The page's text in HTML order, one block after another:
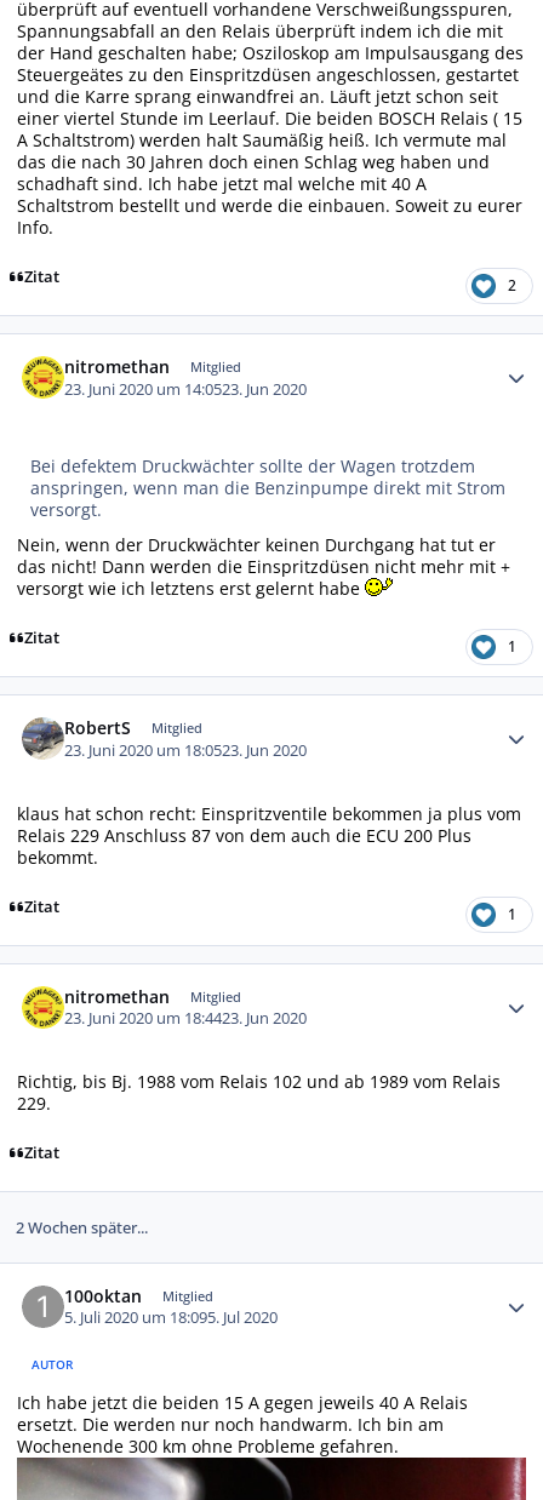
überprüft auf eventuell vorhandene Verschweißungsspuren,
Spannungsabfall an den Relais überprüft indem ich die mit
der Hand geschalten habe; Osziloskop am Impulsausgang des
Steuergeätes zu den Einspritzdüsen angeschlossen, gestartet
und die Karre sprang einwandfrei an. Läuft jetzt schon seit
einer viertel Stunde im Leerlauf. Die beiden BOSCH Relais ( 15
A Schaltstrom) werden halt Saumäßig heiß. Ich vermute mal
das die nach 30 Jahren doch einen Schlag weg haben und
schadhaft sind. Ich habe jetzt mal welche mit 40 A
Schaltstrom bestellt und werde die einbauen. Soweit zu eurer
Info.
Zitat 2
nitromethan Mitglied
23. Juni 2020 um 14:0523. Jun 2020
Bei defektem Druckwächter sollte der Wagen trotzdem
anspringen, wenn man die Benzinpumpe direkt mit Strom
versorgt.
Nein, wenn der Druckwächter keinen Durchgang hat tut er
das nicht! Dann werden die Einspritzdüsen nicht mehr mit +
versorgt wie ich letztens erst gelernt habe
Zitat 1
RobertS Mitglied
23. Juni 2020 um 18:0523. Jun 2020
klaus hat schon recht: Einspritzventile bekommen ja plus vom
Relais 229 Anschluss 87 von dem auch die ECU 200 Plus
bekommt.
Zitat 1
nitromethan Mitglied
23. Juni 2020 um 18:4423. Jun 2020
Richtig, bis Bj. 1988 vom Relais 102 und ab 1989 vom Relais
229.
Zitat
2 Wochen später...
100oktan Mitglied
5. Juli 2020 um 18:095. Jul 2020
AUTOR
Ich habe jetzt die beiden 15 A gegen jeweils 40 A Relais
ersetzt. Die werden nur noch handwarm. Ich bin am
Wochenende 300 km ohne Probleme gefahren.